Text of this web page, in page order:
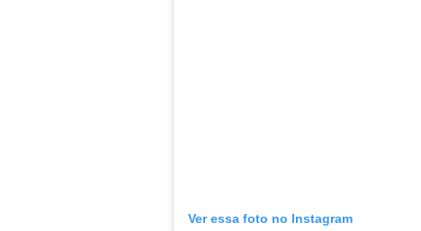
Ver essa foto no Instagram